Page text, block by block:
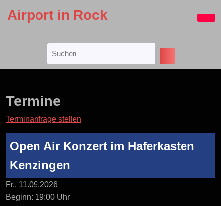
Airport in Rock
Termine
Terminanfrage stellen
Open Air Konzert im Haferkasten
Kenzingen
Fr.. 11.09.2026
Beginn: 19:00 Uhr